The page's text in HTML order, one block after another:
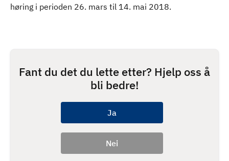
høring i perioden 26. mars til 14. mai 2018.
Fant du det du lette etter? Hjelp oss å
bli bedre!